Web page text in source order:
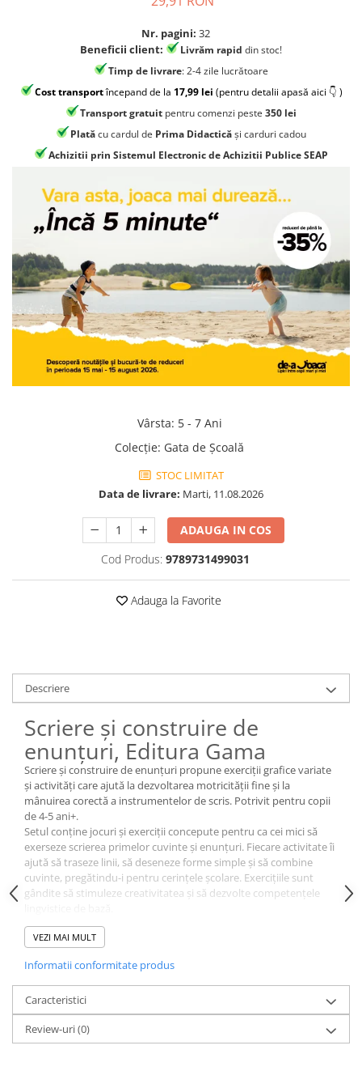
Jocuri invatat limba engleza
Jocuri Origami
Jocuri si jucarii educative
Jocuri STEAM
Jucarii interactive
Jucarii muzicale
Masinute si trenulete
Roboti de jucarie
Nr. pagini: 32
Beneficii client:
Livrăm rapid din stoc!
Timp de livrare: 2-4 zile lucrătoare
Cost transportîncepand de la 17,99 lei (pentru detalii apasă aici 👇 )
Transport gratuit pentru comenzi peste 350 lei
Platăcu cardul de Prima Didacticăși carduri cadou
Achizitii prin Sistemul Electronic de Achizitii Publice SEAP
Vârsta: 5 - 7 Ani
Colecţie: Gata de Școală
STOC LIMITAT
Data de livrare: Marti, 11.08.2026
ADAUGA IN COS
Cod Produs: 9789731499031
Adauga la Favorite
Descriere
Scriere și construire de
enunțuri, Editura Gama
Scriere și construire de enunțuri propune exerciții grafice variate
și activități care ajută la dezvoltarea motricității fine și la
mânuirea corectă a instrumentelor de scris. Potrivit pentru copii
de 4-5 ani+.
Setul conține jocuri și exerciții concepute pentru ca cei mici să
exerseze scrierea primelor cuvinte și enunțuri. Fiecare activitate îi
ajută să traseze linii, să deseneze forme simple și să combine
cuvinte, pregătindu-i pentru cerințele școlare. Exercițiile sunt
gândite să stimuleze creativitatea și să dezvolte competențele
Materialul face parte din colecția Gata de școală! și urmărește
programa națională pentru pregătirea școlară, fiind util atât
pregătitoare.
Specificații:
Editura: Gama
Colecția: Gata de școală!
Conține exerciții grafice și activități pentru scriere
Conform cu programa națională pentru pregătirea școlară
VEZI MAI MULT
Informatii conformitate produs
Caracteristici
Review-uri(0)